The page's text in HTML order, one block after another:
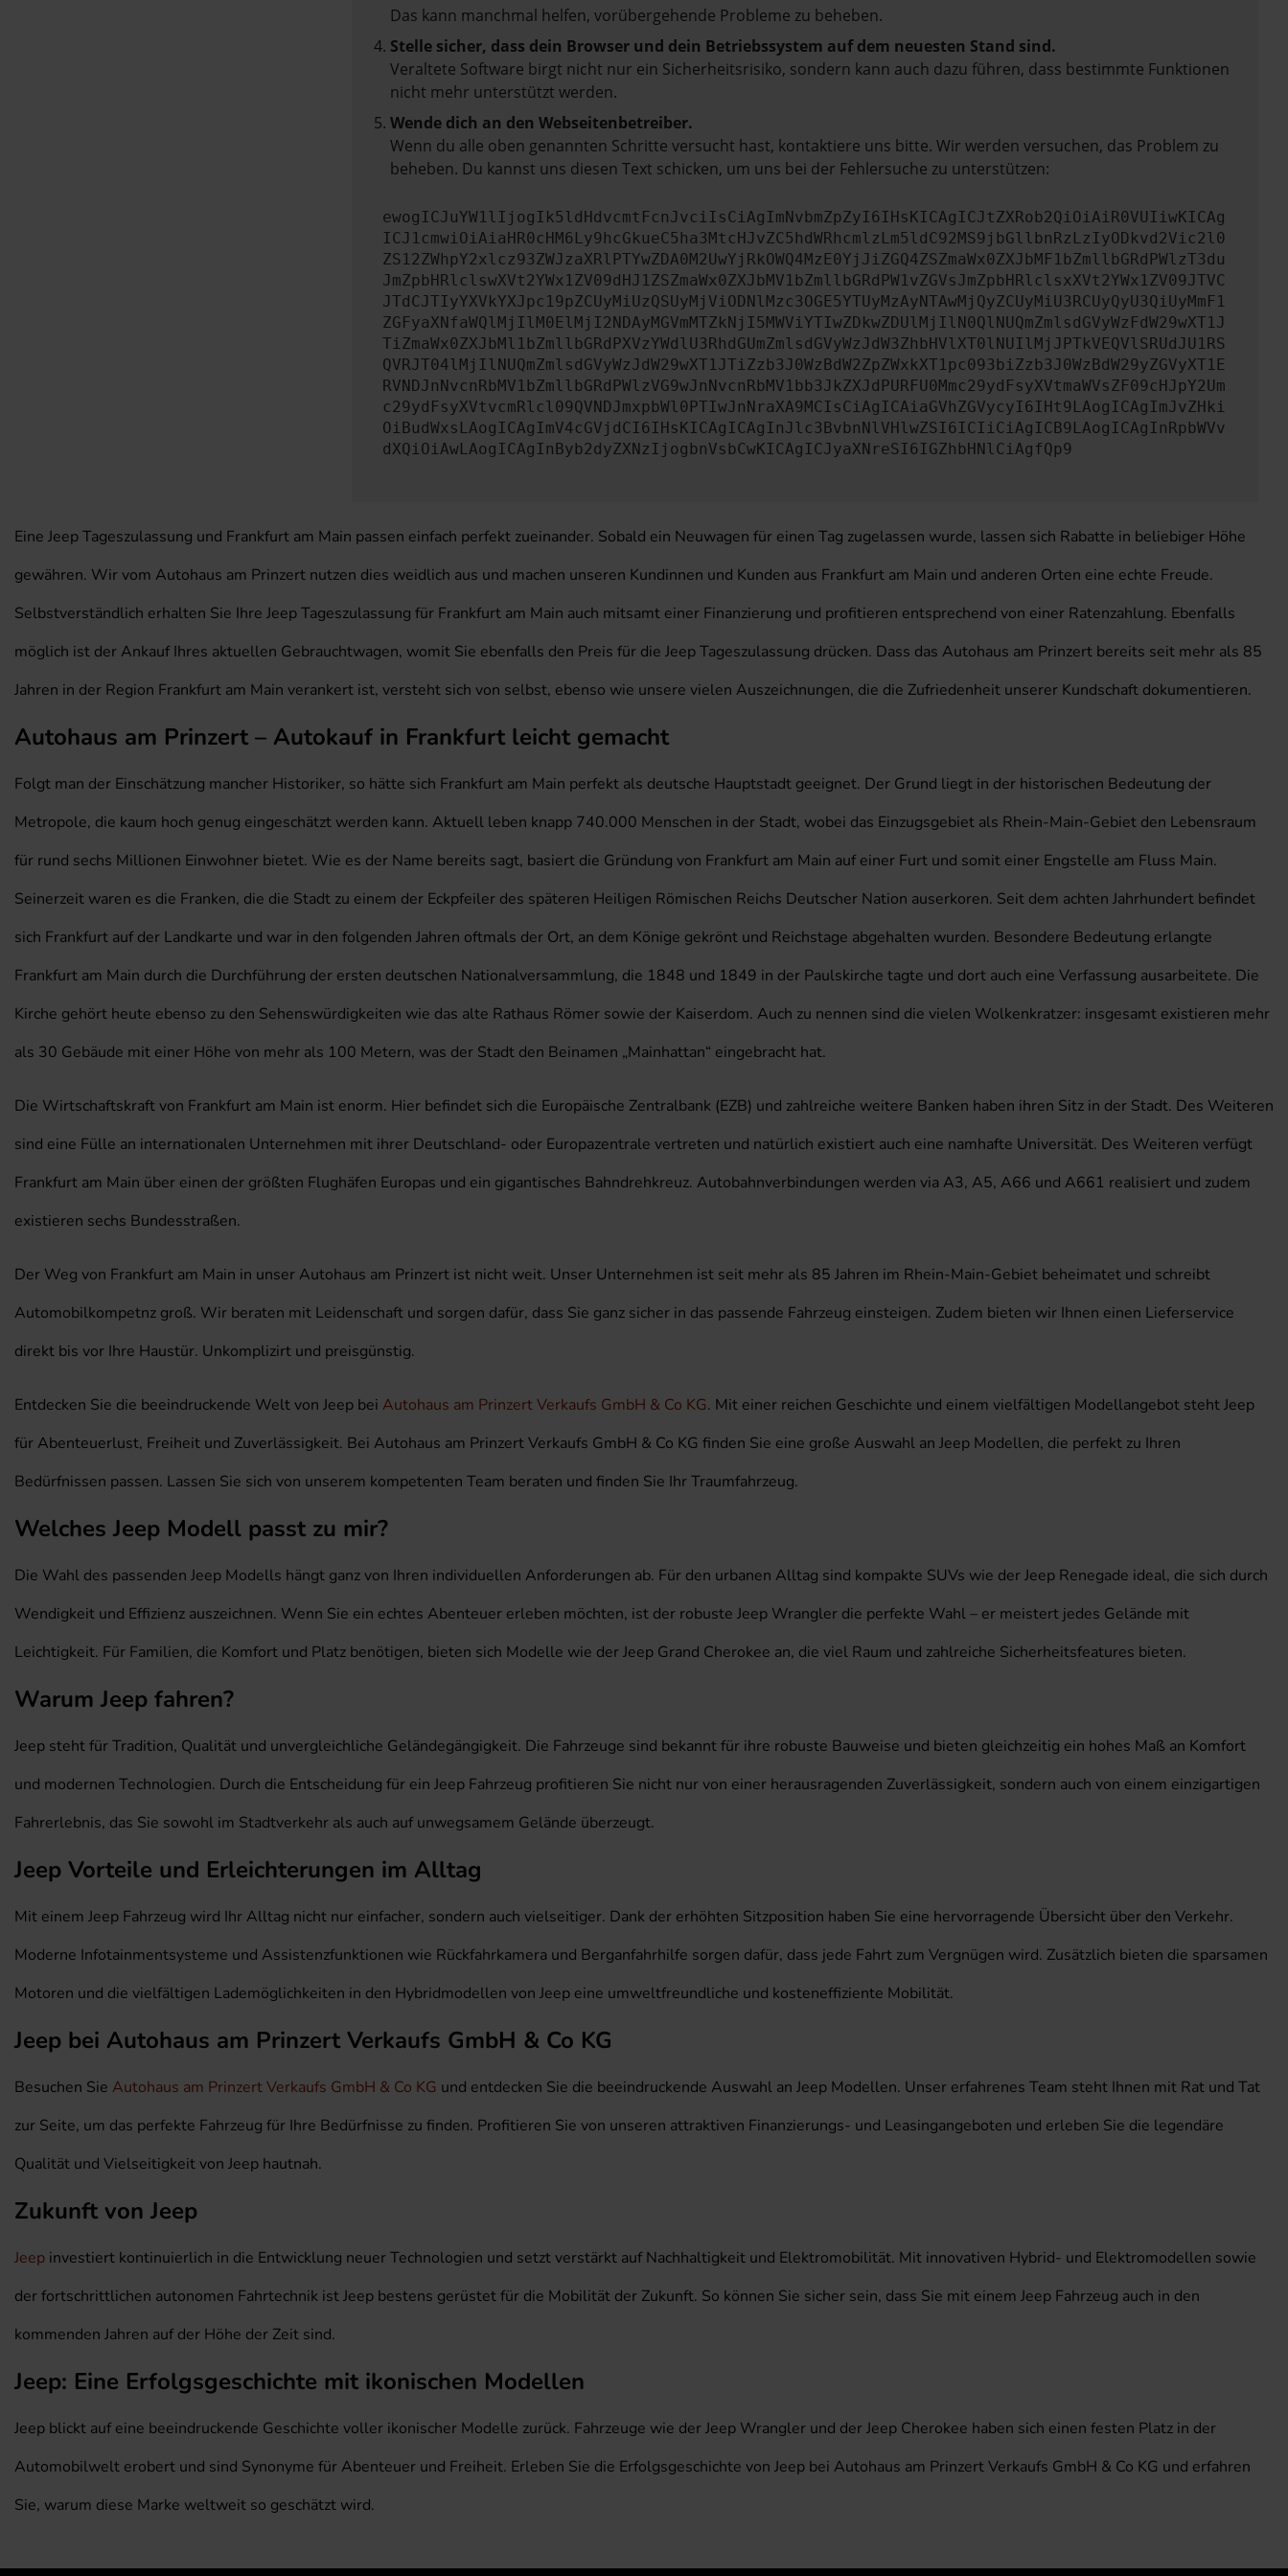
Das kann manchmal helfen, vorübergehende Probleme zu beheben.
Stelle sicher, dass dein Browser und dein Betriebssystem auf dem neuesten Stand sind.
Veraltete Software birgt nicht nur ein Sicherheitsrisiko, sondern kann auch dazu führen, dass bestimmte Funktionen
nicht mehr unterstützt werden.
Wende dich an den Webseitenbetreiber.
Wenn du alle oben genannten Schritte versucht hast, kontaktiere uns bitte. Wir werden versuchen, das Problem zu
beheben. Du kannst uns diesen Text schicken, um uns bei der Fehlersuche zu unterstützen:
ewogICJuYW1lIjogIk5ldHdvcmtFcnJvciIsCiAgImNvbmZpZyI6IHsKICAgICJtZXRob2QiOiAiR0VUIiwKICAg
ICJ1cmwiOiAiaHR0cHM6Ly9hcGkueC5ha3MtcHJvZC5hdWRhcmlzLm5ldC92MS9jbGllbnRzLzIyODkvd2Vic2l0
ZS12ZWhpY2xlcz93ZWJzaXRlPTYwZDA0M2UwYjRkOWQ4MzE0YjJiZGQ4ZSZmaWx0ZXJbMF1bZmllbGRdPWlzT3du
JmZpbHRlclswXVt2YWx1ZV09dHJ1ZSZmaWx0ZXJbMV1bZmllbGRdPW1vZGVsJmZpbHRlclsxXVt2YWx1ZV09JTVC
JTdCJTIyYXVkYXJpc19pZCUyMiUzQSUyMjViODNlMzc3OGE5YTUyMzAyNTAwMjQyZCUyMiU3RCUyQyU3QiUyMmF1
ZGFyaXNfaWQlMjIlM0ElMjI2NDAyMGVmMTZkNjI5MWViYTIwZDkwZDUlMjIlN0QlNUQmZmlsdGVyWzFdW29wXT1J
TiZmaWx0ZXJbMl1bZmllbGRdPXVzYWdlU3RhdGUmZmlsdGVyWzJdW3ZhbHVlXT0lNUIlMjJPTkVEQVlSRUdJU1RS
QVRJT04lMjIlNUQmZmlsdGVyWzJdW29wXT1JTiZzb3J0WzBdW2ZpZWxkXT1pc093biZzb3J0WzBdW29yZGVyXT1E
RVNDJnNvcnRbMV1bZmllbGRdPWlzVG9wJnNvcnRbMV1bb3JkZXJdPURFU0Mmc29ydFsyXVtmaWVsZF09cHJpY2Um
c29ydFsyXVtvcmRlcl09QVNDJmxpbWl0PTIwJnNraXA9MCIsCiAgICAiaGVhZGVycyI6IHt9LAogICAgImJvZHki
OiBudWxsLAogICAgImV4cGVjdCI6IHsKICAgICAgInJlc3BvbnNlVHlwZSI6ICIiCiAgICB9LAogICAgInRpbWVv
dXQiOiAwLAogICAgInByb2dyZXNzIjogbnVsbCwKICAgICJyaXNreSI6IGZhbHNlCiAgfQp9
Eine Jeep Tageszulassung und Frankfurt am Main passen einfach perfekt zueinander. Sobald ein Neuwagen für einen Tag zugelassen wurde, lassen sich Rabatte in beliebiger Höhe
gewähren. Wir vom Autohaus am Prinzert nutzen dies weidlich aus und machen unseren Kundinnen und Kunden aus Frankfurt am Main und anderen Orten eine echte Freude.
Selbstverständlich erhalten Sie Ihre Jeep Tageszulassung für Frankfurt am Main auch mitsamt einer Finanzierung und profitieren entsprechend von einer Ratenzahlung. Ebenfalls
möglich ist der Ankauf Ihres aktuellen Gebrauchtwagen, womit Sie ebenfalls den Preis für die Jeep Tageszulassung drücken. Dass das Autohaus am Prinzert bereits seit mehr als 85
Jahren in der Region Frankfurt am Main verankert ist, versteht sich von selbst, ebenso wie unsere vielen Auszeichnungen, die die Zufriedenheit unserer Kundschaft dokumentieren.
Autohaus am Prinzert – Autokauf in Frankfurt leicht gemacht
Folgt man der Einschätzung mancher Historiker, so hätte sich Frankfurt am Main perfekt als deutsche Hauptstadt geeignet. Der Grund liegt in der historischen Bedeutung der
Metropole, die kaum hoch genug eingeschätzt werden kann. Aktuell leben knapp 740.000 Menschen in der Stadt, wobei das Einzugsgebiet als Rhein-Main-Gebiet den Lebensraum
für rund sechs Millionen Einwohner bietet. Wie es der Name bereits sagt, basiert die Gründung von Frankfurt am Main auf einer Furt und somit einer Engstelle am Fluss Main.
Seinerzeit waren es die Franken, die die Stadt zu einem der Eckpfeiler des späteren Heiligen Römischen Reichs Deutscher Nation auserkoren. Seit dem achten Jahrhundert befindet
sich Frankfurt auf der Landkarte und war in den folgenden Jahren oftmals der Ort, an dem Könige gekrönt und Reichstage abgehalten wurden. Besondere Bedeutung erlangte
Frankfurt am Main durch die Durchführung der ersten deutschen Nationalversammlung, die 1848 und 1849 in der Paulskirche tagte und dort auch eine Verfassung ausarbeitete. Die
Kirche gehört heute ebenso zu den Sehenswürdigkeiten wie das alte Rathaus Römer sowie der Kaiserdom. Auch zu nennen sind die vielen Wolkenkratzer: insgesamt existieren mehr
als 30 Gebäude mit einer Höhe von mehr als 100 Metern, was der Stadt den Beinamen „Mainhattan“ eingebracht hat.
Die Wirtschaftskraft von Frankfurt am Main ist enorm. Hier befindet sich die Europäische Zentralbank (EZB) und zahlreiche weitere Banken haben ihren Sitz in der Stadt. Des Weiteren
sind eine Fülle an internationalen Unternehmen mit ihrer Deutschland- oder Europazentrale vertreten und natürlich existiert auch eine namhafte Universität. Des Weiteren verfügt
Frankfurt am Main über einen der größten Flughäfen Europas und ein gigantisches Bahndrehkreuz. Autobahnverbindungen werden via A3, A5, A66 und A661 realisiert und zudem
existieren sechs Bundesstraßen.
Der Weg von Frankfurt am Main in unser Autohaus am Prinzert ist nicht weit. Unser Unternehmen ist seit mehr als 85 Jahren im Rhein-Main-Gebiet beheimatet und schreibt
Automobilkompetnz groß. Wir beraten mit Leidenschaft und sorgen dafür, dass Sie ganz sicher in das passende Fahrzeug einsteigen. Zudem bieten wir Ihnen einen Lieferservice
direkt bis vor Ihre Haustür. Unkomplizirt und preisgünstig.
Entdecken Sie die beeindruckende Welt von Jeep bei Autohaus am Prinzert Verkaufs GmbH & Co KG. Mit einer reichen Geschichte und einem vielfältigen Modellangebot steht Jeep
für Abenteuerlust, Freiheit und Zuverlässigkeit. Bei Autohaus am Prinzert Verkaufs GmbH & Co KG finden Sie eine große Auswahl an Jeep Modellen, die perfekt zu Ihren
Bedürfnissen passen. Lassen Sie sich von unserem kompetenten Team beraten und finden Sie Ihr Traumfahrzeug.
Welches Jeep Modell passt zu mir?
Die Wahl des passenden Jeep Modells hängt ganz von Ihren individuellen Anforderungen ab. Für den urbanen Alltag sind kompakte SUVs wie der Jeep Renegade ideal, die sich durch
Wendigkeit und Effizienz auszeichnen. Wenn Sie ein echtes Abenteuer erleben möchten, ist der robuste Jeep Wrangler die perfekte Wahl – er meistert jedes Gelände mit
Leichtigkeit. Für Familien, die Komfort und Platz benötigen, bieten sich Modelle wie der Jeep Grand Cherokee an, die viel Raum und zahlreiche Sicherheitsfeatures bieten.
Warum Jeep fahren?
Jeep steht für Tradition, Qualität und unvergleichliche Geländegängigkeit. Die Fahrzeuge sind bekannt für ihre robuste Bauweise und bieten gleichzeitig ein hohes Maß an Komfort
und modernen Technologien. Durch die Entscheidung für ein Jeep Fahrzeug profitieren Sie nicht nur von einer herausragenden Zuverlässigkeit, sondern auch von einem einzigartigen
Fahrerlebnis, das Sie sowohl im Stadtverkehr als auch auf unwegsamem Gelände überzeugt.
Jeep Vorteile und Erleichterungen im Alltag
Mit einem Jeep Fahrzeug wird Ihr Alltag nicht nur einfacher, sondern auch vielseitiger. Dank der erhöhten Sitzposition haben Sie eine hervorragende Übersicht über den Verkehr.
Moderne Infotainmentsysteme und Assistenzfunktionen wie Rückfahrkamera und Berganfahrhilfe sorgen dafür, dass jede Fahrt zum Vergnügen wird. Zusätzlich bieten die sparsamen
Motoren und die vielfältigen Lademöglichkeiten in den Hybridmodellen von Jeep eine umweltfreundliche und kosteneffiziente Mobilität.
Jeep bei Autohaus am Prinzert Verkaufs GmbH & Co KG
Besuchen Sie Autohaus am Prinzert Verkaufs GmbH & Co KG und entdecken Sie die beeindruckende Auswahl an Jeep Modellen. Unser erfahrenes Team steht Ihnen mit Rat und Tat
zur Seite, um das perfekte Fahrzeug für Ihre Bedürfnisse zu finden. Profitieren Sie von unseren attraktiven Finanzierungs- und Leasingangeboten und erleben Sie die legendäre
Qualität und Vielseitigkeit von Jeep hautnah.
Zukunft von Jeep
Jeep investiert kontinuierlich in die Entwicklung neuer Technologien und setzt verstärkt auf Nachhaltigkeit und Elektromobilität. Mit innovativen Hybrid- und Elektromodellen sowie
der fortschrittlichen autonomen Fahrtechnik ist Jeep bestens gerüstet für die Mobilität der Zukunft. So können Sie sicher sein, dass Sie mit einem Jeep Fahrzeug auch in den
kommenden Jahren auf der Höhe der Zeit sind.
Jeep: Eine Erfolgsgeschichte mit ikonischen Modellen
Jeep blickt auf eine beeindruckende Geschichte voller ikonischer Modelle zurück. Fahrzeuge wie der Jeep Wrangler und der Jeep Cherokee haben sich einen festen Platz in der
Automobilwelt erobert und sind Synonyme für Abenteuer und Freiheit. Erleben Sie die Erfolgsgeschichte von Jeep bei Autohaus am Prinzert Verkaufs GmbH & Co KG und erfahren
Sie, warum diese Marke weltweit so geschätzt wird.